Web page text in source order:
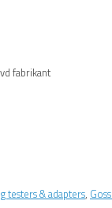
fabrikant
testers & adapters,